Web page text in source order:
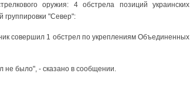
оружия: 4 обстрела позиций украинских
группировки "Север":
совершил 1 обстрел по укреплениям Объединенных
не было", - сказано в сообщении.